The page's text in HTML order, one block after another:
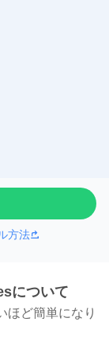
方法
について
ほど簡単になり